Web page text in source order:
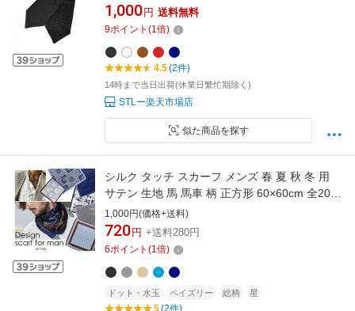
1,000 円 送料無料
9ポイント (1倍)
4.5(2件)
14時まで当日出荷(休業日繁忙期除く)
STLー楽天市場店
似た商品を探す
シルク タッチ スカーフ メンズ 春 夏 秋 冬 用
サテン 生地 馬 馬車 柄 正方形 60×60cm 全200
色 d2 プレゼント ギフト 夏用ストール uv 接触
冷感 日焼け対策 首 uvカット冷房対策ラッピン
グ不可
1,000円(価格+送料)
720 円 +送料280円
6ポイント (1倍)
ドット・水玉 ペイズリー 総柄 星